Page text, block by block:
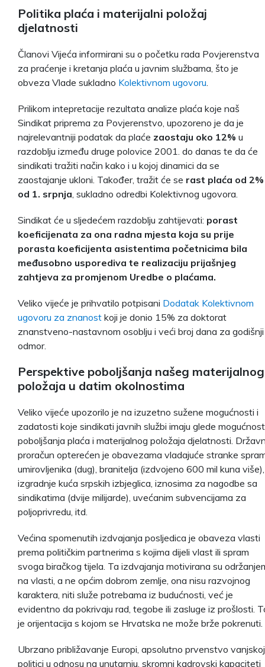
Politika plaća i materijalni položaj
djelatnosti
Članovi Vijeća informirani su o početku rada Povjerenstva
za praćenje i kretanja plaća u javnim službama, što je
obveza Vlade sukladno Kolektivnom ugovoru
Prilikom intepretacije rezultata analize plaća koje naš
Sindikat priprema za Povjerenstvo, upozoreno je da je
najrelevantniji podatak da plaće zaostaju oko 12% u
razdoblju između druge polovice 2001. do danas te da će
sindikati tražiti način kako i u kojoj dinamici da se
zaostajanje ukloni. Također, tražit će se rast plaća od 2%
od 1. srpnja , sukladno odredbi Kolektivnog ugovora.
Sindikat će u sljedećem razdoblju zahtijevati: porast
koeficijenata za ona radna mjesta koja su prije
porasta koeficijenta asistentima početnicima bila
međusobno usporediva te realizaciju prijašnjeg
zahtjeva za promjenom Uredbe o plaćama.
Veliko vijeće je prihvatilo potpisani Dodatak Kolektivnom
ugovoru za znanost koji je donio 15% za doktorat
znanstveno-nastavnom osoblju i veći broj dana za godišnji
odmor.
Perspektive poboljšanja našeg materijalnog
položaja u datim okolnostima
Veliko vijeće upozorilo je na izuzetno sužene mogućnosti i
zadatosti koje sindikati javnih službi imaju glede
poboljšanja plaća i materijalnog položaja djelatnosti.
proračun opterećen je obavezama vladajuće stranke
umirovljenika (dug), branitelja (izdvojeno 600 mil kuna više),
izgradnje kuća srpskih izbjeglica, iznosima za nagodbe sa
sindikatima (dvije milijarde), uvećanim subvencijama za
poljoprivredu, itd.
Većina spomenutih izdvajanja posljedica je obaveza vlasti
prema političkim partnerima s kojima dijeli vlast ili spram
svoga biračkog tijela. Ta izdvajanja motivirana su
na vlasti, a ne općim dobrom zemlje, ona nisu razvojnog
karaktera, niti služe potrebama iz budućnosti, već je
evidentno da pokrivaju rad, tegobe ili zasluge iz prošlosti.
je orijentacija s kojom se Hrvatska ne može brže pokrenuti.
Ubrzano približavanje Europi, apsolutno prvenstvo vanjskoj
politici u odnosu na unutarnju, skromni kadrovski kapaciteti